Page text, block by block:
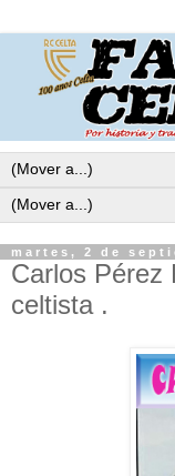
martes, 2 de
Carlos Pérez
celtista .